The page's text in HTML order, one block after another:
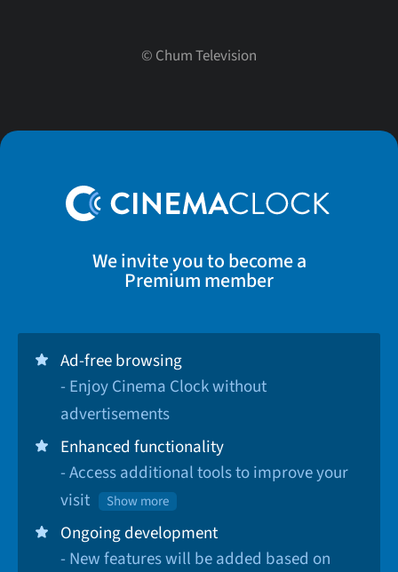
© Chum Television
We invite you to become a
Premium member
Ad-free browsing
- Enjoy Cinema Clock without
advertisements
Enhanced functionality
- Access additional tools to improve your
visit
Show more
Ongoing development
- New features will be added based on